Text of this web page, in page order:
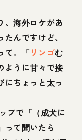
、海外ロケがあ
んですけど、
て。「 リンゴむ
ように甘々で接
にちょっと太っ
プで「（成犬に
って聞いたら